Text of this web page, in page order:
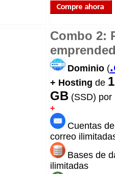
Combo 2:
Dominio (
+ Hosting de
GB (SSD) por
+
Cuentas de
correo
Bases de
ilimitadas